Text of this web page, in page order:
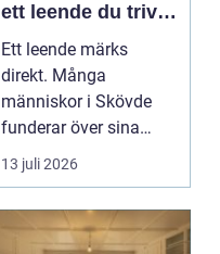
ett leende du trivs
med
Ett leende märks
direkt. Många
människor i Skövde
funderar över sina
tänder, men skjuter
upp att gör...
13 juli 2026